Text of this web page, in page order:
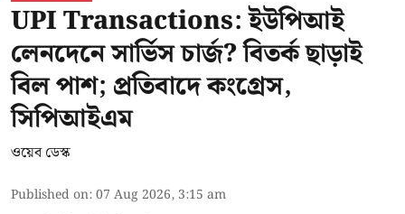
UPI Transactions: ইউপিআই
লেনদেনে সার্ভিস চার্জ? বিতর্ক ছাড়াই
বিল পাশ; প্রতিবাদে কংগ্রেস,
সিপিআইএম
ওয়েব ডেস্ক
Published on:07 Aug 2026, 3:15 am